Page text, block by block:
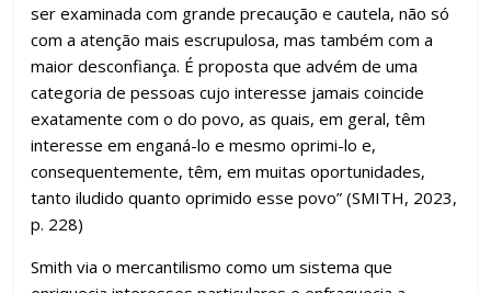
ser examinada com grande precaução e cautela, não só
com a atenção mais escrupulosa, mas também com a
maior desconfiança. É proposta que advém de uma
categoria de pessoas cujo interesse jamais coincide
exatamente com o do povo, as quais, em geral, têm
interesse em enganá-lo e mesmo oprimi-lo e,
consequentemente, têm, em muitas oportunidades,
tanto iludido quanto oprimido esse povo” (SMITH, 2023,
p. 228)
Smith via o mercantilismo como um sistema que